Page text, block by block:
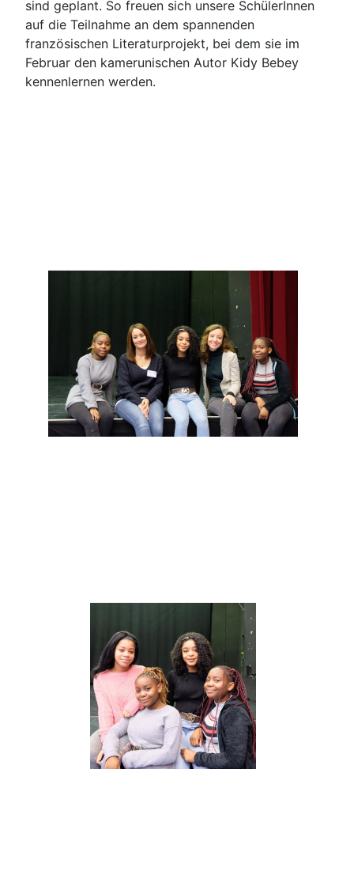
sind geplant. So freuen sich unsere SchülerInnen
auf die Teilnahme an dem spannenden
französischen Literaturprojekt, bei dem sie im
Februar den kamerunischen Autor Kidy Bebey
kennenlernen werden.